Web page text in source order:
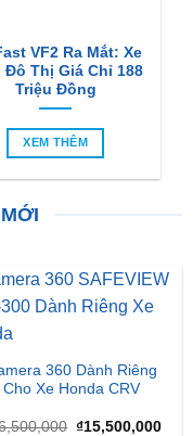
VF2 Ra Mắt: Xe
Đô Thị Giá Chỉ 188
Triệu Đồng
XEM THÊM
360 Dành Riêng
Cho Xe Honda CRV
Giá
₫15,500,000Giá